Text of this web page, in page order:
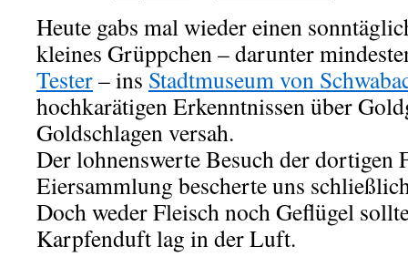
Heute gabs mal wieder einen
kleines Grüppchen – darunter
Tester– ins Stadtmuseum von
hochkarätigen Erkenntnissen über
Goldschlagen versah.
Der lohnenswerte Besuch der dortigen
Eiersammlung bescherte uns
Doch weder Fleisch noch Geflügel
Karpfenduft lag in der Luft.